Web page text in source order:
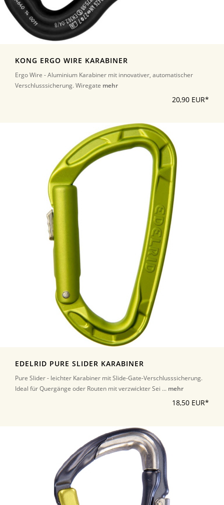
KONG ERGO WIRE KARABINER
Ergo Wire - Aluminium Karabiner mit innovativer, automatischer
Verschlusssicherung. Wiregate mehr
20,90 EUR*
EDELRID PURE SLIDER KARABINER
Pure Slider - leichter Karabiner mit Slide-Gate-Verschlusssicherung.
Ideal für Quergänge oder Routen mit verzwickter Sei ... mehr
18,50 EUR*